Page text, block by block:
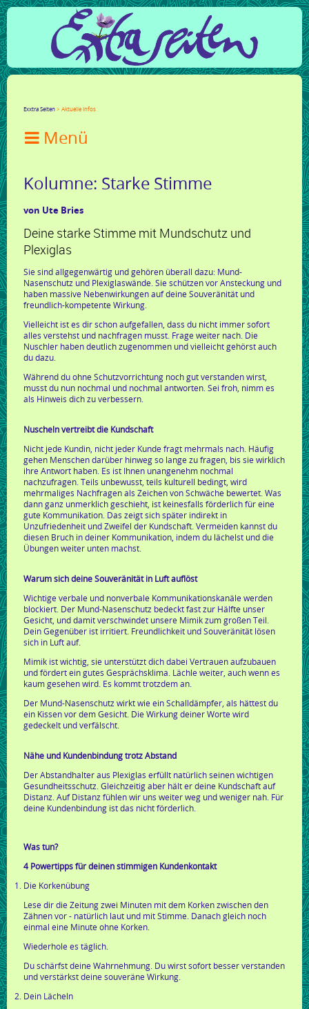
Exxtra Seiten Aktuelle Infos

Kolumne: Starke Stimme
von Ute Bries
Deine starke Stimme mit Mundschutz und
Plexiglas
Sie sind allgegenwärtig und gehören überall dazu: Mund-
Nasenschutz und Plexiglaswände. Sie schützen vor Ansteckung und
haben massive Nebenwirkungen auf deine Souveränität und
freundlich-kompetente Wirkung.
Vielleicht ist es dir schon aufgefallen, dass du nicht immer sofort
alles verstehst und nachfragen musst. Frage weiter nach. Die
Nuschler haben deutlich zugenommen und vielleicht gehörst auch
du dazu.
Während du ohne Schutzvorrichtung noch gut verstanden wirst,
musst du nun nochmal und nochmal antworten. Sei froh, nimm es
als Hinweis dich zu verbessern.
Nuscheln vertreibt die Kundschaft
Nicht jede Kundin, nicht jeder Kunde fragt mehrmals nach. Häufig
gehen Menschen darüber hinweg so lange zu fragen, bis sie wirklich
ihre Antwort haben. Es ist Ihnen unangenehm nochmal
nachzufragen. Teils unbewusst, teils kulturell bedingt, wird
mehrmaliges Nachfragen als Zeichen von Schwäche bewertet. Was
dann ganz unmerklich geschieht, ist keinesfalls förderlich für eine
gute Kommunikation. Das zeigt sich später indirekt in
Unzufriedenheit und Zweifel der Kundschaft. Vermeiden kannst du
diesen Bruch in deiner Kommunikation, indem du lächelst und die
Übungen weiter unten machst.
Warum sich deine Souveränität in Luft auflöst
Wichtige verbale und nonverbale Kommunikationskanäle werden
blockiert. Der Mund-Nasenschutz bedeckt fast zur Hälfte unser
Gesicht, und damit verschwindet unsere Mimik zum großen Teil.
Dein Gegenüber ist irritiert. Freundlichkeit und Souveränität lösen
sich in Luft auf.
Mimik ist wichtig, sie unterstützt dich dabei Vertrauen aufzubauen
und fördert ein gutes Gesprächsklima. Lächle weiter, auch wenn es
kaum gesehen wird. Es kommt trotzdem an.
Der Mund-Nasenschutz wirkt wie ein Schalldämpfer, als hättest du
ein Kissen vor dem Gesicht. Die Wirkung deiner Worte wird
gedeckelt und verfälscht.
Nähe und Kundenbindung trotz Abstand
Der Abstandhalter aus Plexiglas erfüllt natürlich seinen wichtigen
Gesundheitsschutz. Gleichzeitig aber hält er deine Kundschaft auf
Distanz. Auf Distanz fühlen wir uns weiter weg und weniger nah. Für
deine Kundenbindung ist das nicht förderlich.
Was tun?
4 Powertipps für deinen stimmigen Kundenkontakt
Die Korkenübung
Lese dir die Zeitung zwei Minuten mit dem Korken zwischen den
Zähnen vor - natürlich laut und mit Stimme. Danach gleich noch
einmal eine Minute ohne Korken.
Wiederhole es täglich.
Du schärfst deine Wahrnehmung. Du wirst sofort besser verstanden
und verstärkst deine souveräne Wirkung.
Dein Lächeln